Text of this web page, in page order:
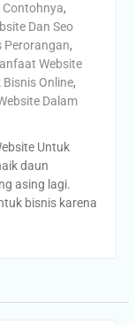
Contohnya,
Dan Seo
Perorangan,
Website
Online,
Dalam
Untuk
daun
asing lagi.
bisnis karena